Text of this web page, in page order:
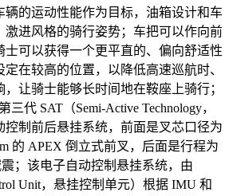
辆的运动性能作为目标，油箱设计和车
激进风格的骑行姿势；车把可以作向前
士可以获得一个更平直的、偏向舒适性
在较高的位置，以降低高速巡航时、
让骑士能够长时间地在鞍座上骑行；
三代 SAT（Semi-Active Technology，
控制前后悬挂系统，前面是叉芯口径为
的 APEX 倒立式前叉，后面是行程为
；该电子自动控制悬挂系统，由
Unit，悬挂控制单元）根据 IMU 和